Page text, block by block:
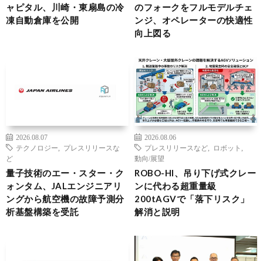
ャピタル、川崎・東扇島の冷
凍自動倉庫を公開
のフォークをフルモデルチェ
ンジ、オペレーターの快適性
向上図る
2026.08.07
テクノロジー
プレスリリースな
ど
量子技術のエー・スター・ク
ォンタム、JALエンジニアリ
ングから航空機の故障予測分
析基盤構築を受託
2026.08.06
プレスリリースなど
ロボット
動向/展望
ROBO-HI、吊り下げ式クレー
ンに代わる超重量級
200tAGVで「落下リスク」
解消と説明